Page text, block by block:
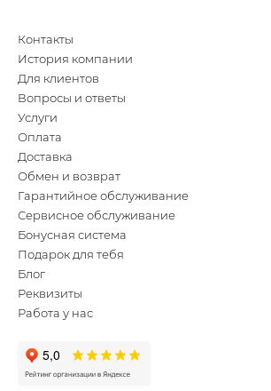
Контакты
История компании
Для клиентов
Вопросы и ответы
Услуги
Оплата
Доставка
Обмен и возврат
Гарантийное обслуживание
Сервисное обслуживание
Бонусная система
Подарок для тебя
Блог
Реквизиты
Работа у нас